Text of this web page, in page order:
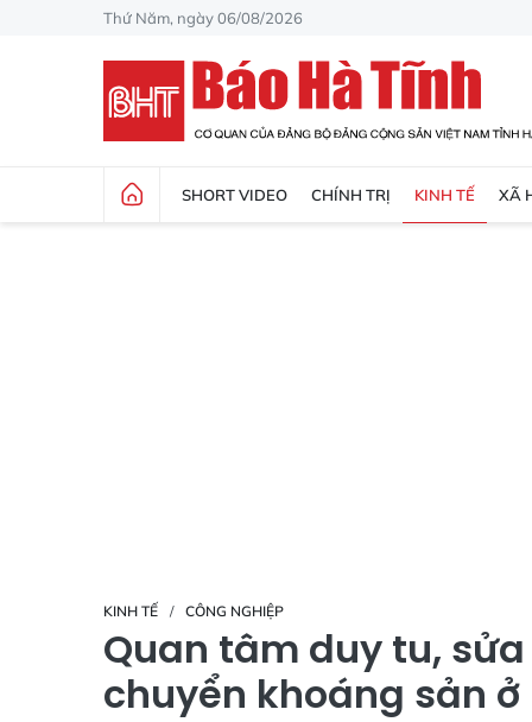
Thứ Năm, ngày 06/08/2026
SHORT VIDEO CHÍNH TRỊ KINH TẾ XÃ
KINH TẾ CÔNG NGHIỆP
Quan tâm duy tu,
chuyển khoáng sản ở